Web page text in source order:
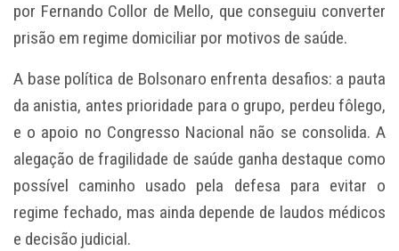
por Fernando Collor de Mello, que conseguiu converter
prisão em regime domiciliar por motivos de saúde.
A base política de Bolsonaro enfrenta desafios: a pauta
da anistia, antes prioridade para o grupo, perdeu fôlego,
e o apoio no Congresso Nacional não se consolida. A
alegação de fragilidade de saúde ganha destaque como
possível caminho usado pela defesa para evitar o
regime fechado, mas ainda depende de laudos médicos
e decisão judicial.